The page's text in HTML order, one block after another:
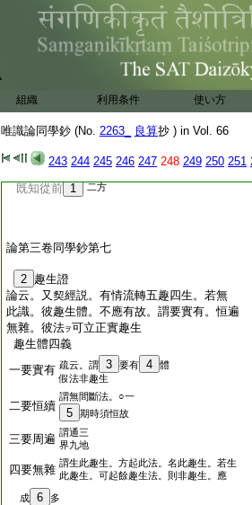
組織 利用条件 使い方
唯識論同學鈔 (No. 2263_ 良算抄 ) in Vol. 66
243 244 245 246 247 248 249 250 251
次難陀
25
等
依染汚故
識名色互爲縁＊證
既知從前 1 二方
論第三卷同學鈔第七
2 趣生證
論云。又契經説。有情流轉五趣四生。若無
此識。彼趣生體。不應有故。謂要實有。恒遍
無雜。彼法ヲ可立正實趣生
趣生體四義
一要實有 疏云。謂 3 要有 4
體
假法非趣生
二要恒續
謂無間斷法。○一
5 期時須恒故
三要周遍 謂通三
界九地
四要無雜 謂生此趣生。方起此法。名此趣生。若生
此趣生。可起餘趣生法。則非趣生。應
成 6
多